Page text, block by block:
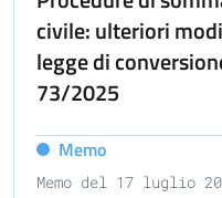
civile: ulteriori
legge di
73/2025
Memo
Memo del 17 luglio